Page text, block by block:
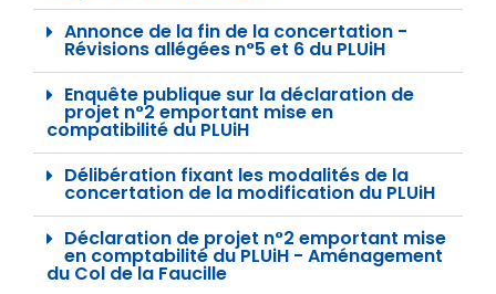
Annonce de la fin de la concertation -
Révisions allégées n°5 et 6 du PLUiH
Enquête publique sur la déclaration de
projet n°2 emportant mise en
compatibilité du PLUiH
Délibération fixant les modalités de la
concertation de la modification du PLUiH
Déclaration de projet n°2 emportant mise
en comptabilité du PLUiH - Aménagement
du Col de la Faucille